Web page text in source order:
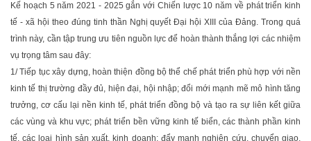
Kế hoạch 5 năm 2021 - 2025 gắn với Chiến lược 10 năm về phát triển kinh
tế - xã hội theo đúng tinh thần Nghị quyết Ðại hội XIII của Ðảng. Trong quá
trình này, cần tập trung ưu tiên nguồn lực để hoàn thành thắng lợi các nhiệm
vụ trọng tâm sau đây:
1/ Tiếp tục xây dựng, hoàn thiện đồng bộ thể chế phát triển phù hợp với nền
kinh tế thị trường đầy đủ, hiện đại, hội nhập; đổi mới mạnh mẽ mô hình tăng
trưởng, cơ cấu lại nền kinh tế, phát triển đồng bộ và tạo ra sự liên kết giữa
các vùng và khu vực; phát triển bền vững kinh tế biển, các thành phần kinh
tế, các loại hình sản xuất, kinh doanh; đẩy mạnh nghiên cứu, chuyển giao,